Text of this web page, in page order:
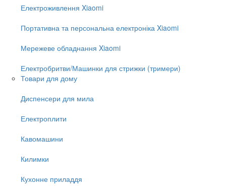
Електроживлення Xiaomi
Портативна та персональна електроніка Xiaomi
Мережеве обладнання Xiaomi
Електробритви/Машинки для стрижки (тримери)
Товари для дому
Диспенсери для мила
Електроплити
Кавомашини
Килимки
Кухонне приладдя